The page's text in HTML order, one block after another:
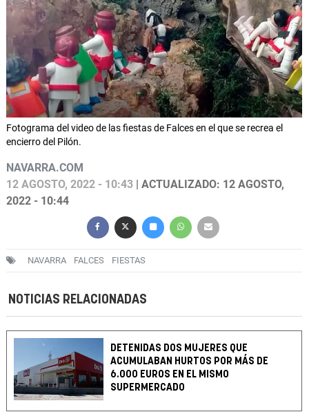
Fotograma del video de las fiestas de Falces en el que se recrea el
encierro del Pilón.
NAVARRA.COM
12 AGOSTO, 2022 - 10:43 | ACTUALIZADO: 12 AGOSTO,
2022 - 10:44
NAVARRA FALCES FIESTAS
NOTICIAS RELACIONADAS
DETENIDAS DOS MUJERES QUE
ACUMULABAN HURTOS POR MÁS DE
6.000 EUROS EN EL MISMO
SUPERMERCADO